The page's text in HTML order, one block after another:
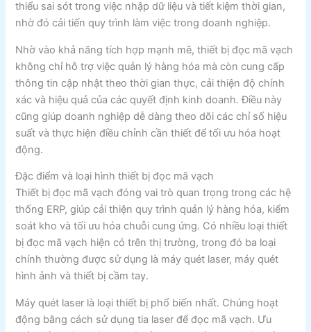
thiểu sai sót trong việc nhập dữ liệu và tiết kiệm thời gian,
nhờ đó cải tiến quy trình làm việc trong doanh nghiệp.
Nhờ vào khả năng tích hợp mạnh mẽ, thiết bị đọc mã vạch
không chỉ hỗ trợ việc quản lý hàng hóa mà còn cung cấp
thông tin cập nhật theo thời gian thực, cải thiện độ chính
xác và hiệu quả của các quyết định kinh doanh. Điều này
cũng giúp doanh nghiệp dễ dàng theo dõi các chỉ số hiệu
suất và thực hiện điều chỉnh cần thiết để tối ưu hóa hoạt
động.
Đặc điểm và loại hình thiết bị đọc mã vạch
Thiết bị đọc mã vạch đóng vai trò quan trọng trong các hệ
thống ERP, giúp cải thiện quy trình quản lý hàng hóa, kiểm
soát kho và tối ưu hóa chuỗi cung ứng. Có nhiều loại thiết
bị đọc mã vạch hiện có trên thị trường, trong đó ba loại
chính thường được sử dụng là máy quét laser, máy quét
hình ảnh và thiết bị cầm tay.
Máy quét laser là loại thiết bị phổ biến nhất. Chúng hoạt
động bằng cách sử dụng tia laser để đọc mã vạch. Ưu